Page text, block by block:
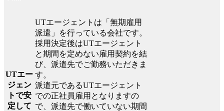
UTエー
ジェン
トで安
定して
UTエージェントは「無期雇用
派遣」を行っている会社です。
採用決定後はUTエージェント
と期間を定めない雇用契約を結
び、派遣先でご勤務いただきま
す。
派遣元であるUTエージェント
での正社員雇用となりますの
で、派遣先で働いていない期間